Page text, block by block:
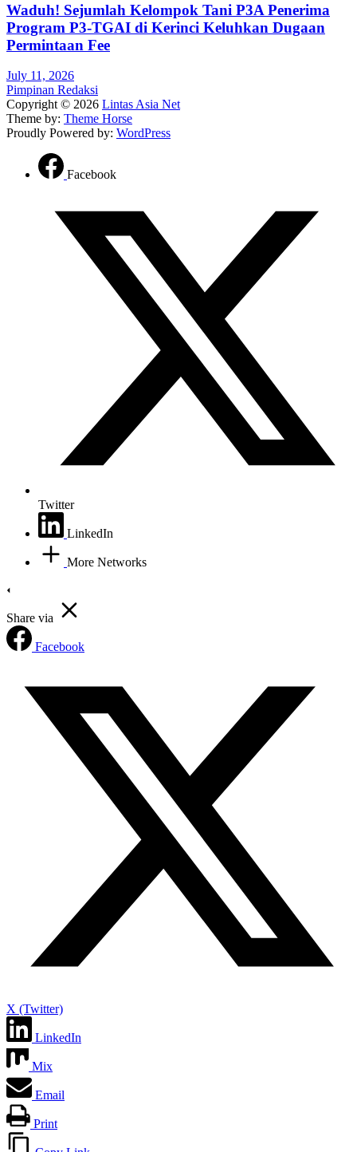
Waduh! Sejumlah Kelompok Tani P3A Penerima
Program P3-TGAI di Kerinci Keluhkan Dugaan
Permintaan Fee
July 11, 2026
Pimpinan Redaksi
Copyright © 2026 Lintas Asia Net
Theme by: Theme Horse
Proudly Powered by: WordPress
Facebook
Twitter
LinkedIn
More Networks
Share via
Facebook
X (Twitter)
LinkedIn
Mix
Email
Print